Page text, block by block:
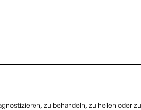
zu behandeln, zu heilen oder